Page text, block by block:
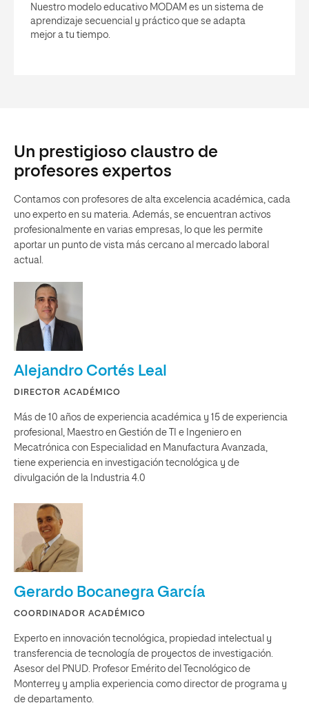
Nuestro modelo educativo MODAM es un sistema de
aprendizaje secuencial y práctico que se adapta
mejor a tu tiempo.
Un prestigioso claustro de
profesores expertos
Contamos con profesores de alta excelencia académica, cada
uno experto en su materia. Además, se encuentran activos
profesionalmente en varias empresas, lo que les permite
aportar un punto de vista más cercano al mercado laboral
actual.
Alejandro Cortés Leal
DIRECTOR ACADÉMICO
Más de 10 años de experiencia académica y 15 de experiencia
profesional, Maestro en Gestión de TI e Ingeniero en
Mecatrónica con Especialidad en Manufactura Avanzada,
tiene experiencia en investigación tecnológica y de
divulgación de la Industria 4.0
Gerardo Bocanegra García
COORDINADOR ACADÉMICO
Experto en innovación tecnológica, propiedad intelectual y
transferencia de tecnología de proyectos de investigación.
Asesor del PNUD. Profesor Emérito del Tecnológico de
Monterrey y amplia experiencia como director de programa y
de departamento.